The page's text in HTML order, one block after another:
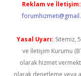
Reklam ve İletişim:
Yasal Uyarı: Sitemiz,
ve İletişim Kurumu
olarak hizmet
olarak denetleme veya